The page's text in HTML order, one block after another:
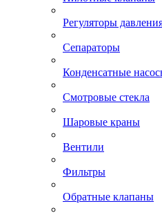
Регуляторы
Сепараторы
Конденсатные
Смотровые стекла
Шаровые краны
Вентили
Фильтры
Обратные клапаны